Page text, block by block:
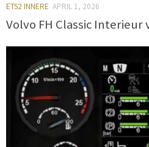
ETS2 INNERE APRIL 1, 2026
Volvo FH Classic Interieur